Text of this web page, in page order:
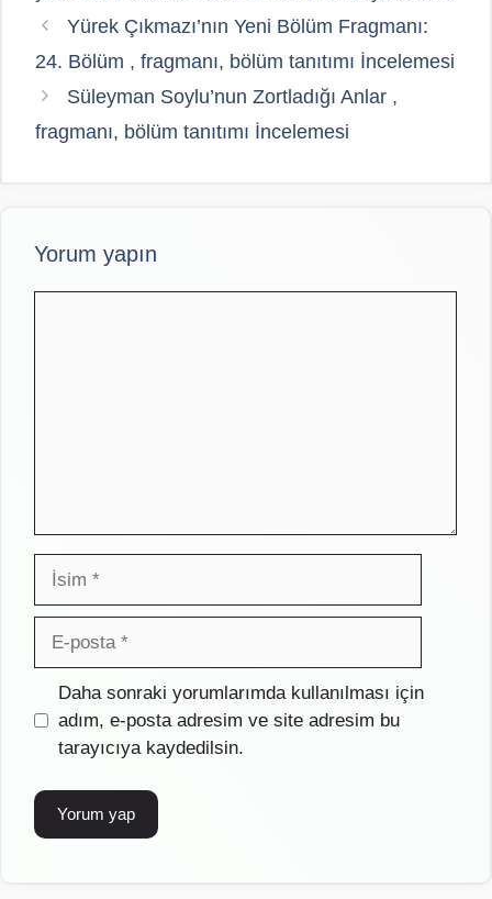
Yürek Çıkmazı’nın Yeni Bölüm Fragmanı:
24. Bölüm , fragmanı, bölüm tanıtımı İncelemesi
Süleyman Soylu’nun Zortladığı Anlar ,
fragmanı, bölüm tanıtımı İncelemesi
Yorum yapın
İsim
posta
İnternet
sitesi
Daha sonraki yorumlarımda kullanılması için
adım, e-posta adresim ve site adresim bu
tarayıcıya kaydedilsin.